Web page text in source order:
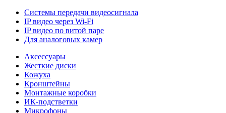
Системы передачи видеосигнала
IP видео через Wi-Fi
IP видео по витой паре
Для аналоговых камер
Аксессуары
Жесткие диски
Кожуха
Кронштейны
Монтажные коробки
ИК-подстветки
Микрофоны